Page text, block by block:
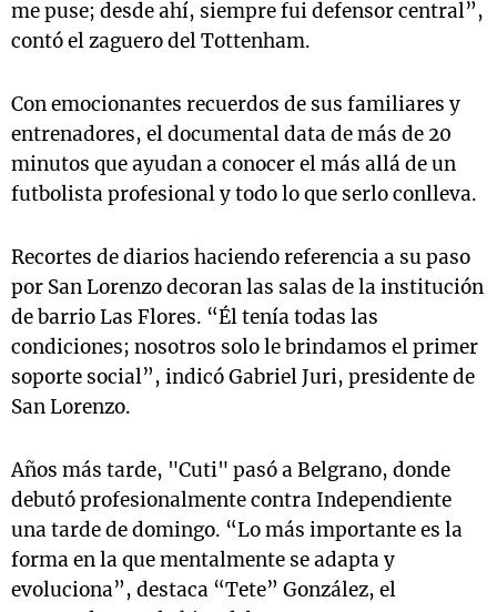
me puse; desde ahí, siempre fui defensor central”,
contó el zaguero del Tottenham.
Con emocionantes recuerdos de sus familiares y
entrenadores, el documental data de más de 20
minutos que ayudan a conocer el más allá de un
futbolista profesional y todo lo que serlo conlleva.
Recortes de diarios haciendo referencia a su paso
por San Lorenzo decoran las salas de la institución
de barrio Las Flores. “Él tenía todas las
condiciones; nosotros solo le brindamos el primer
soporte social”, indicó Gabriel Juri, presidente de
San Lorenzo.
Años más tarde, "Cuti" pasó a Belgrano, donde
debutó profesionalmente contra Independiente
una tarde de domingo. “Lo más importante es la
forma en la que mentalmente se adapta y
evoluciona”, destaca “Tete” González, el